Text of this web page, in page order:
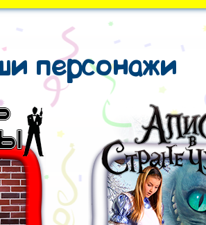
персонажи